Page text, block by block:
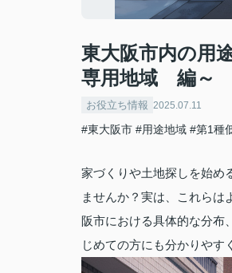
東大阪市内の用
専用地域 編～
お役立ち情報 2025.07.11
#東大阪市 #用途地域 #第1種
家づくりや土地探しを始め
ませんか？実は、これら
阪市における具体的な分布
じめての方にも分かりやす